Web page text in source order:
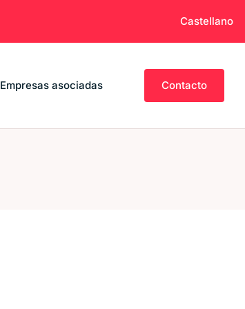
Castellano
Empresas asociadas Contacto